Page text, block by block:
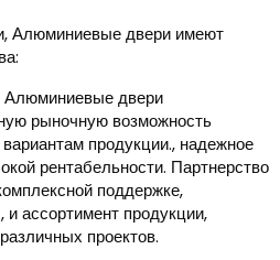
Алюминиевые двери имеют
Алюминиевые двери
рыночную возможность
продукции., надежное
рентабельности. Партнерство
поддержке,
ассортимент продукции,
проектов.